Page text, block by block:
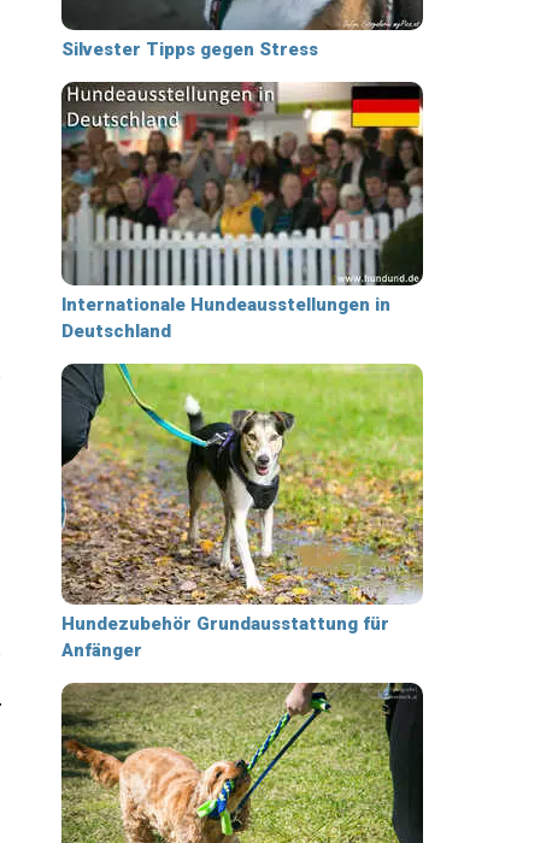
Silvester Tipps gegen Stress
Internationale Hundeausstellungen in
Deutschland
Hundezubehör Grundausstattung für
Anfänger